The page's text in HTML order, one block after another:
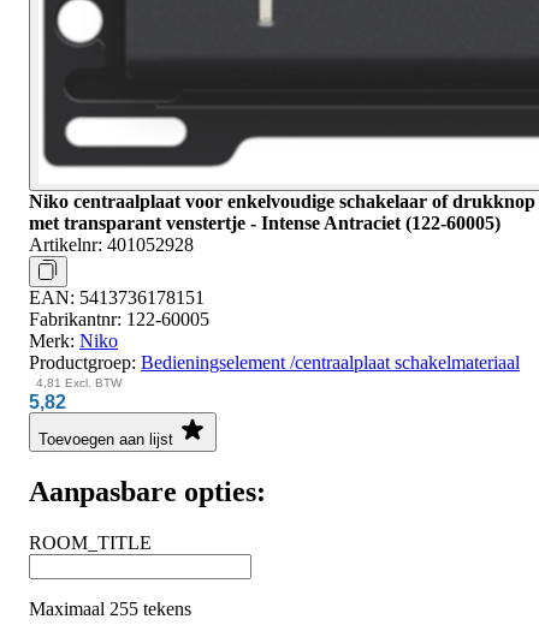
Niko centraalplaat voor enkelvoudige schakelaar of drukknop
met transparant venstertje - Intense Antraciet (122-60005)
Artikelnr: 401052928
EAN: 5413736178151
Fabrikantnr: 122-60005
Merk: Niko
Productgroep: Bedieningselement /centraalplaat schakelmateriaal
4,81 Excl. BTW
5,82
Toevoegen aan lijst
Aanpasbare opties:
ROOM_TITLE
Maximaal 255 tekens